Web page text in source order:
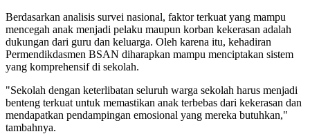
Berdasarkan analisis survei nasional, faktor terkuat yang mampu
mencegah anak menjadi pelaku maupun korban kekerasan adalah
dukungan dari guru dan keluarga. Oleh karena itu, kehadiran
Permendikdasmen BSAN diharapkan mampu menciptakan sistem
yang komprehensif di sekolah.
"Sekolah dengan keterlibatan seluruh warga sekolah harus menjadi
benteng terkuat untuk memastikan anak terbebas dari kekerasan dan
mendapatkan pendampingan emosional yang mereka butuhkan,"
tambahnya.